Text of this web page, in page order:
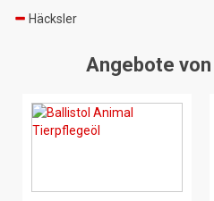
Häcksler
Angebote von